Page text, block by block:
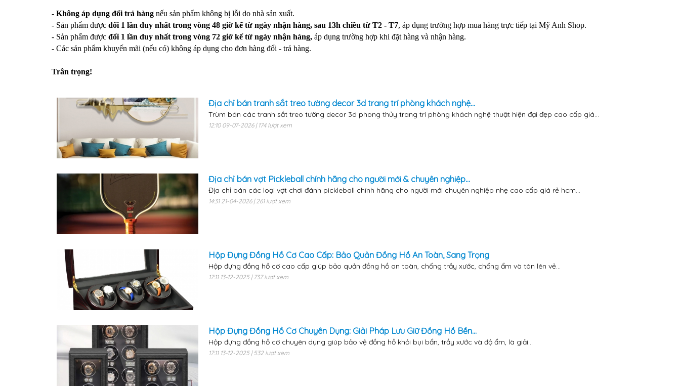
- Không áp dụng đổi trả hàng nếu sản phẩm không bị lỗi do nhà sản xuất.
- Sản phẩm được đổi 1 lần duy nhất trong vòng 48 giờ kể từ ngày nhận hàng, sau 13h chiều từ T2 - T7, áp dụng trường hợp mua hàng trực tiếp tại Mỹ Anh Shop.
- Sản phẩm được đổi 1 lần duy nhất trong vòng 72 giờ kể từ ngày nhận hàng, áp dụng trường hợp khi đặt hàng và nhận hàng.
- Các sản phẩm khuyến mãi (nếu có) không áp dụng cho đơn hàng đổi - trả hàng.
Trân trọng!
Địa chỉ bán tranh sắt treo tường decor 3d trang trí phòng khách nghệ...
Trùm bán các tranh sắt treo tường decor 3d phong thủy trang trí phòng khách nghệ thuật hiện đại đẹp cao cấp giá...
12:10 09-07-2026 | 174 lượt xem
Địa chỉ bán vợt Pickleball chính hãng cho người mới & chuyên nghiệp...
Địa chỉ bán các loại vợt chơi đánh pickleball chính hãng cho người mới chuyên nghiệp nhẹ cao cấp giá rẻ hcm...
14:31 21-04-2026 | 261 lượt xem
Hộp Đựng Đồng Hồ Cơ Cao Cấp: Bảo Quản Đồng Hồ An Toàn, Sang Trọng
Hộp đựng đồng hồ cơ cao cấp giúp bảo quản đồng hồ an toàn, chống trầy xước, chống ẩm và tôn lên vẻ...
17:11 13-12-2025 | 737 lượt xem
Hộp Đựng Đồng Hồ Cơ Chuyên Dụng: Giải Pháp Lưu Giữ Đồng Hồ Bền...
Hộp đựng đồng hồ cơ chuyên dụng giúp bảo vệ đồng hồ khỏi bụi bẩn, trầy xước và độ ẩm, là giải...
17:11 13-12-2025 | 532 lượt xem